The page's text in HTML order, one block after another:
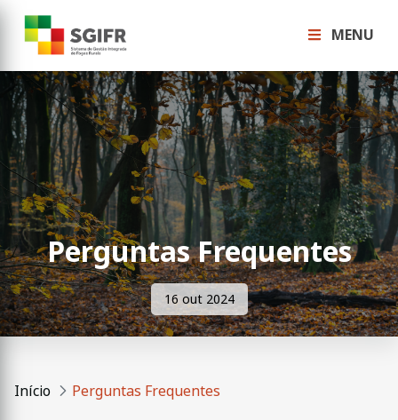
MENU
Perguntas Frequentes
16 out 2024
Início Perguntas Frequentes